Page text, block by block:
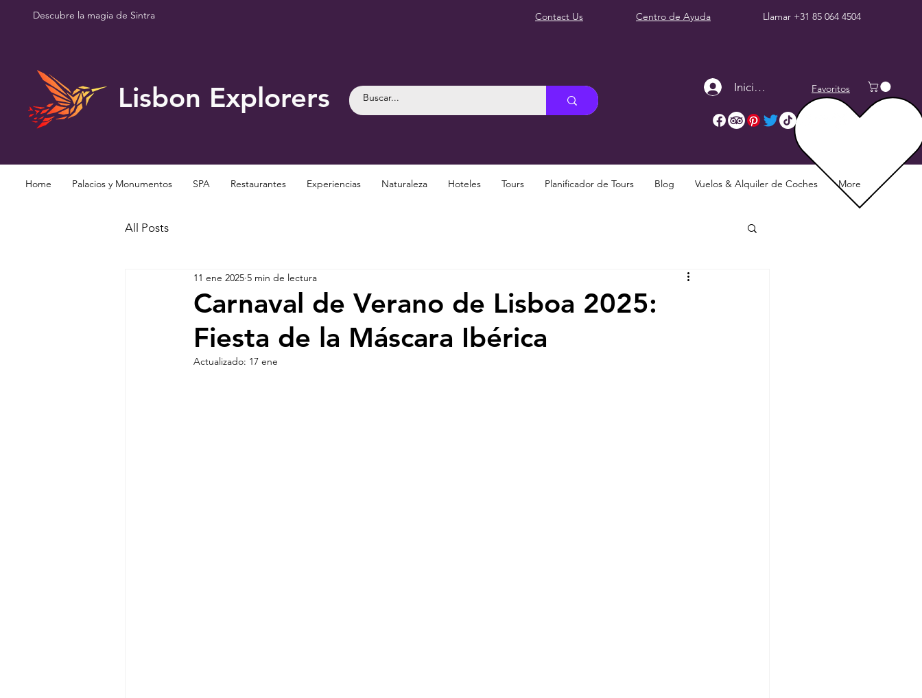
Descubre la magia de Sintra Contact Us Centro de Ayuda Llamar +31 85 064 4504
Lisbon Explorers Iniciar sesión Favoritos
Home Palacios y Monumentos SPA Restaurantes Experiencias Naturaleza Hoteles Tours Planificador de Tours Blog Vuelos & Alquiler de Coches More
All Posts
Carnaval de Verano de Lisboa 2025:
Fiesta de la Máscara Ibérica
11 ene 2025 5 min de lectura
Actualizado: 17 ene